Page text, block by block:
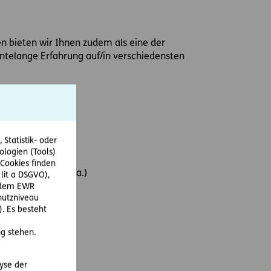
Statistik- oder
(Tools)
finden
a DSGVO),
EWR
Es besteht
stehen.
der
bieten wir Ihnen zudem als eine der
Erfahrung auf/in verschiedensten
u.a.)